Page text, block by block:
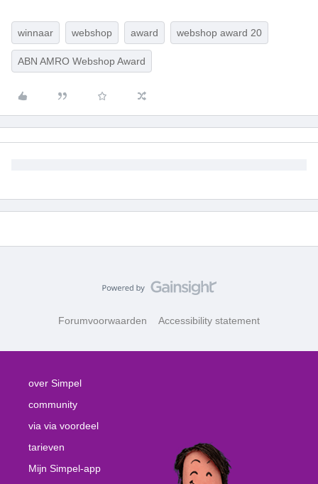
winnaar webshop award webshop award 20
ABN AMRO Webshop Award
Forumvoorwaarden Accessibility statement
over Simpel
community
via via voordeel
tarieven
Mijn Simpel-app